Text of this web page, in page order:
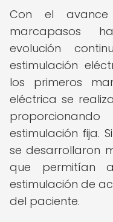
Con el
marcapasos
evolución
estimulación
los primeros
eléctrica se
estimulación fija.
se desarrollaron
que permitían
estimulación de
del paciente.